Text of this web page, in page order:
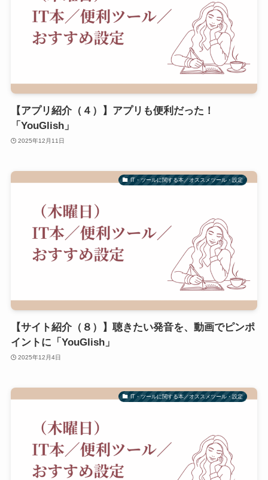
【アプリ紹介（４）】アプリも便利だった！
「YouGlish」
2025年12月11日
IT・ツールに関する本／オススメツール・設定
【サイト紹介（８）】聴きたい発音を、動画でピンポ
イントに「YouGlish」
2025年12月4日
IT・ツールに関する本／オススメツール・設定